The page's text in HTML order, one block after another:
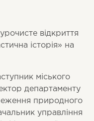
відкриття
історія» на
міського
департаменту
природного
управління